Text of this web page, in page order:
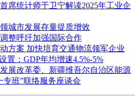
席统计师于卫宁解读2025年工业企
城市发展存量提质增效
整呼吁加强国际合作
方案 加快培育交通物流领军企业
置：GDP年均增速4.5%-5%
展改革委、新疆维吾尔自治区能源
专班”联络服务座谈会